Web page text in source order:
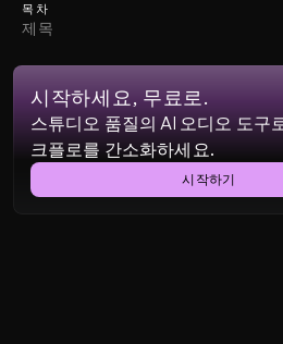
목차
제목
시작하세요, 무료로.
스튜디오 품질의 AI 오디오 도구
크플로를 간소화하세요.
시작하기